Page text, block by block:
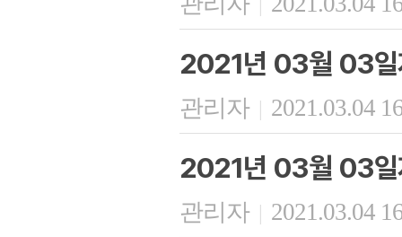
2021년 03월 03
관리자 | 2021.03.04
2021년 03월 03일
관리자 | 2021.03.04